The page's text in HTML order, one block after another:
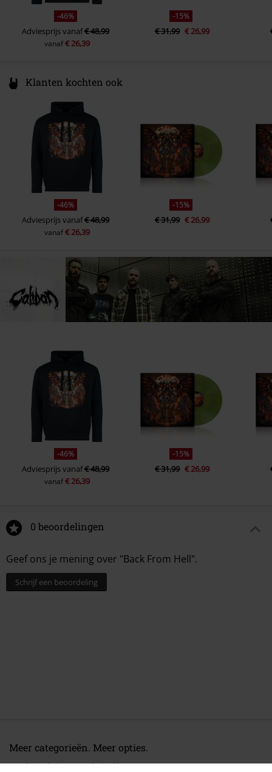
-46%
Adviesprijsvanaf€ 48,99
vanaf€ 26,39
-15%
€ 31,99 € 26,99
Klanten kochten ook
-46%
Adviesprijsvanaf€ 48,99
vanaf€ 26,39
-15%
€ 31,99 € 26,99
-46%
Adviesprijsvanaf€ 48,99
vanaf€ 26,39
-15%
€ 31,99 € 26,99
0 beoordelingen
Geef ons je mening over "Back From Hell".
Schrijf een beoordeling
Meer categorieën. Meer opties.
Band Merch Top Bands Caliban